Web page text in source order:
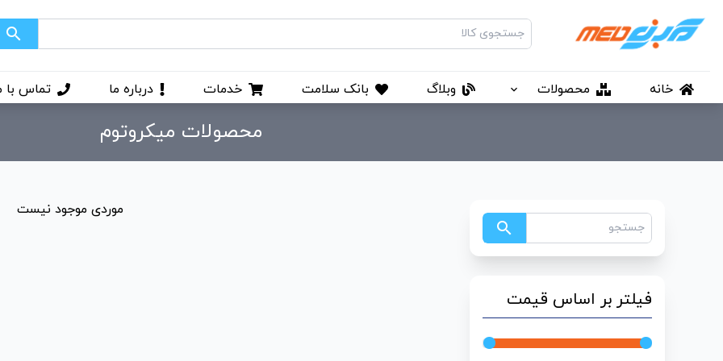
search
خانه محصولات وبلاگ بانک سلامت خدمات درباره ما تماس با
محصولات میکروتوم
search
فیلتر بر اساس قیمت
موردی موجود نیست